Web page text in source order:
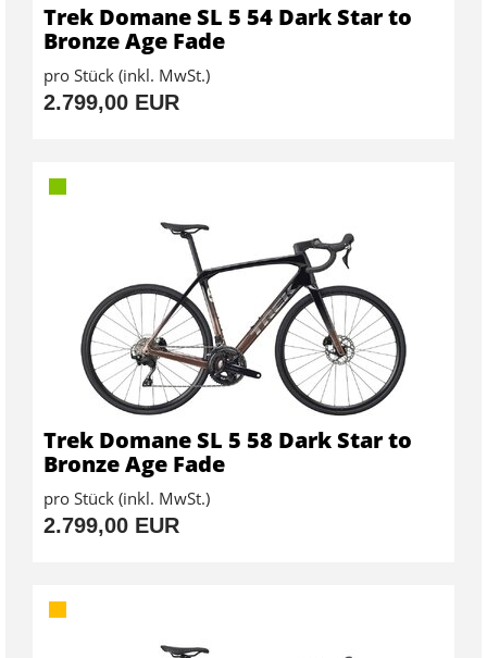
Trek Domane SL 5 54 Dark Star to
Bronze Age Fade
pro Stück (inkl. MwSt.)
2.799,00 EUR
Trek Domane SL 5 58 Dark Star to
Bronze Age Fade
pro Stück (inkl. MwSt.)
2.799,00 EUR